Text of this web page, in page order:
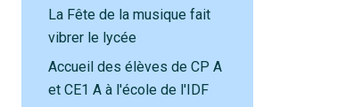
La Fête de la musique fait
vibrer le lycée
Accueil des élèves de CP A
et CE1 A à l'école de l'IDF